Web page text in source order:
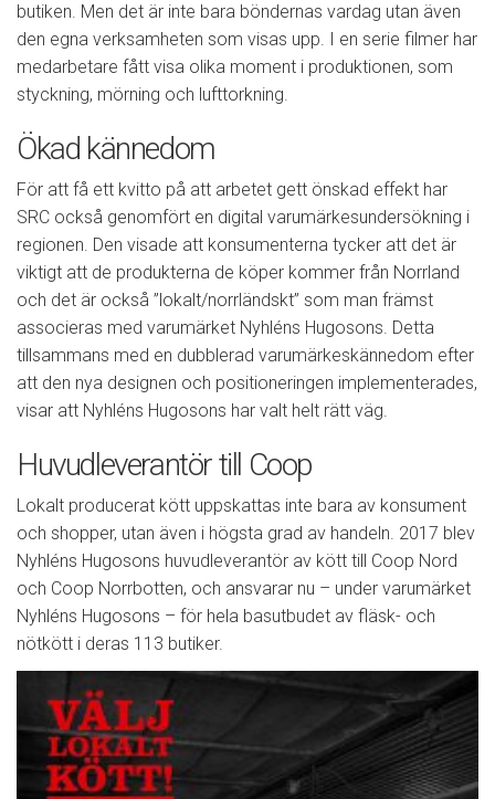
butiken. Men det är inte bara böndernas vardag utan även
den egna verksamheten som visas upp. I en serie filmer har
medarbetare fått visa olika moment i produktionen, som
styckning, mörning och lufttorkning.
Ökad kännedom
För att få ett kvitto på att arbetet gett önskad effekt har
SRC också genomfört en digital varumärkesundersökning i
regionen. Den visade att konsumenterna tycker att det är
viktigt att de produkterna de köper kommer från Norrland
och det är också ”lokalt/norrländskt” som man främst
associeras med varumärket Nyhléns Hugosons. Detta
tillsammans med en dubblerad varumärkeskännedom efter
att den nya designen och positioneringen implementerades,
visar att Nyhléns Hugosons har valt helt rätt väg.
Huvudleverantör till Coop
Lokalt producerat kött uppskattas inte bara av konsument
och shopper, utan även i högsta grad av handeln. 2017 blev
Nyhléns Hugosons huvudleverantör av kött till Coop Nord
och Coop Norrbotten, och ansvarar nu – under varumärket
Nyhléns Hugosons – för hela basutbudet av fläsk- och
nötkött i deras 113 butiker.